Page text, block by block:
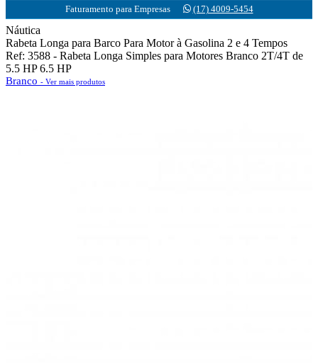
Faturamento para Empresas (17) 4009-5454
Náutica
Rabeta Longa para Barco Para Motor à Gasolina 2 e 4 Tempos
Ref: 3588 - Rabeta Longa Simples para Motores Branco 2T/4T de
5.5 HP 6.5 HP
Branco - Ver mais produtos